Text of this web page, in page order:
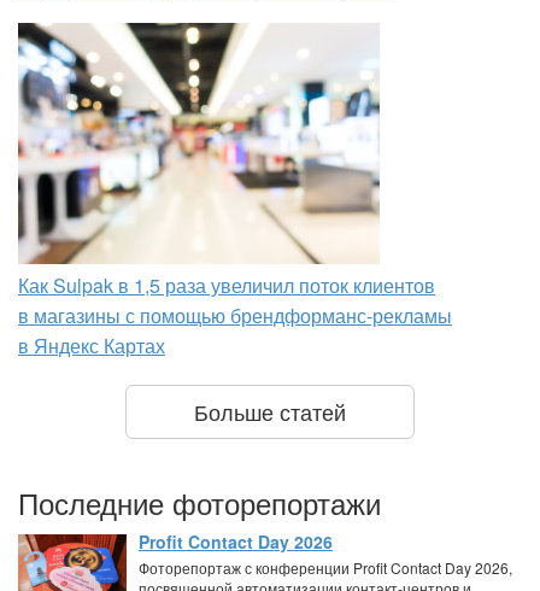
Как Sulpak в 1,5 раза увеличил поток клиентов
в магазины с помощью брендформанс-рекламы
в Яндекс Картах
Больше статей
Последние фоторепортажи
Profit Contact Day 2026
Фоторепортаж с конференции Profit Contact Day 2026,